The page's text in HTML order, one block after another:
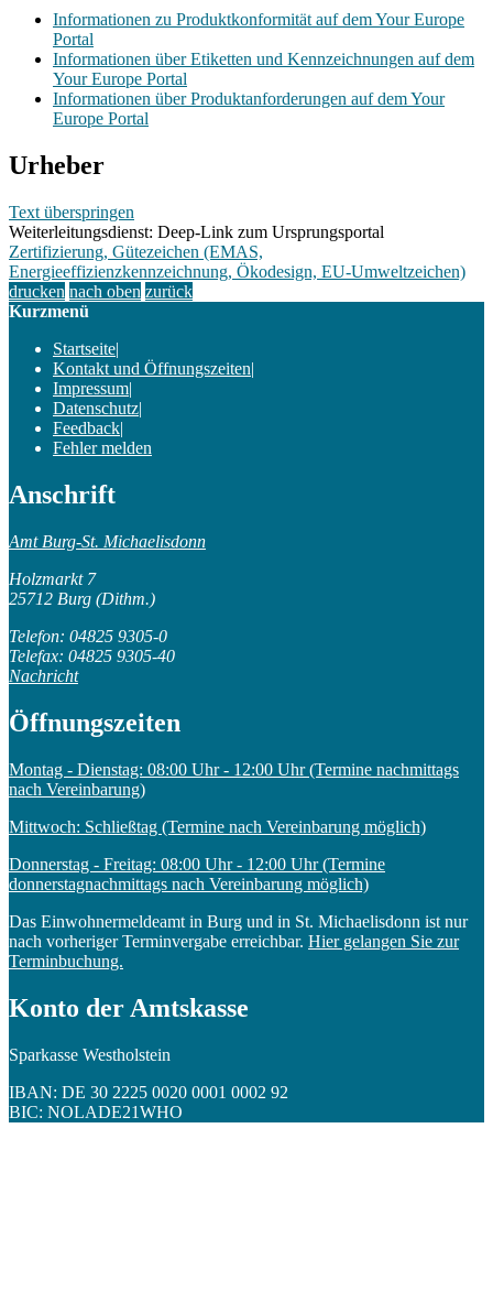
Informationen zu Produktkonformität auf dem Your Europe
Portal
Informationen über Etiketten und Kennzeichnungen auf dem
Your Europe Portal
Informationen über Produktanforderungen auf dem Your
Europe Portal
Urheber
Text überspringen
Weiterleitungsdienst: Deep-Link zum Ursprungsportal
Zertifizierung, Gütezeichen (EMAS,
Energieeffizienzkennzeichnung, Ökodesign, EU-Umweltzeichen)
drucken nach oben zurück
Kurzmenü
Startseite|
Kontakt und Öffnungszeiten|
Impressum|
Datenschutz|
Feedback|
Fehler melden
Anschrift
Amt Burg-St. Michaelisdonn
Holzmarkt 7
25712 Burg (Dithm.)
Telefon: 04825 9305-0
Telefax: 04825 9305-40
Nachricht
Öffnungszeiten
Montag - Dienstag: 08:00 Uhr - 12:00 Uhr (Termine nachmittags
nach Vereinbarung)
Mittwoch: Schließtag (Termine nach Vereinbarung möglich)
Donnerstag - Freitag: 08:00 Uhr - 12:00 Uhr (Termine
donnerstagnachmittags nach Vereinbarung möglich)
Das Einwohnermeldeamt in Burg und in St. Michaelisdonn ist nur
nach vorheriger Terminvergabe erreichbar. Hier gelangen Sie zur
Terminbuchung.
Konto der Amtskasse
Sparkasse Westholstein
IBAN: DE 30 2225 0020 0001 0002 92
BIC: NOLADE21WHO